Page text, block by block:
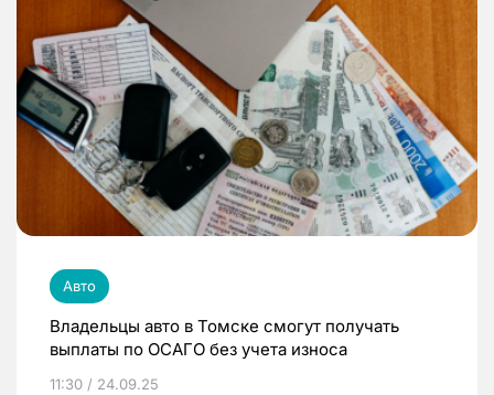
Авто
Владельцы авто в Томске смогут получать
выплаты по ОСАГО без учета износа
11:30 / 24.09.25